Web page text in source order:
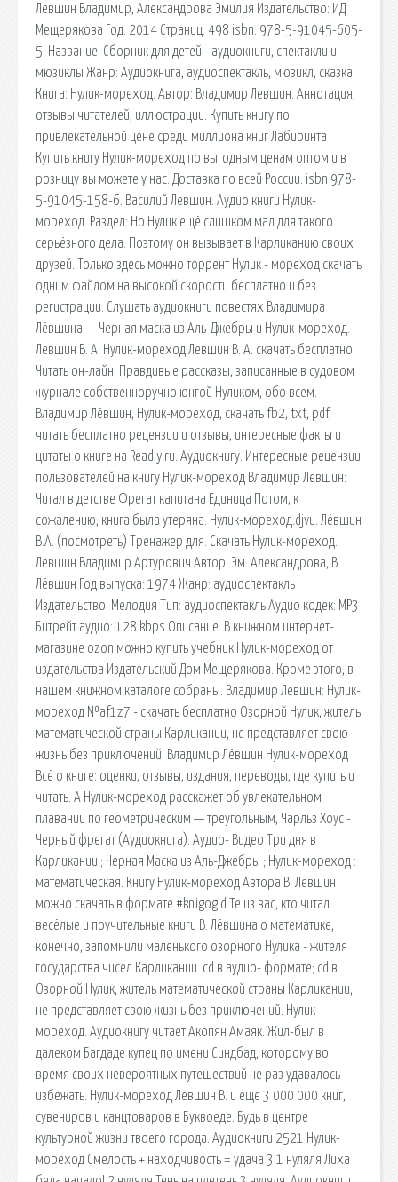
Левшин Владимир, Александрова Эмилия Издательство: ИД
Мещерякова Год: 2014 Страниц: 498 isbn: 978-5-91045-605-
5. Название: Сборник для детей - аудиокниги, спектакли и
мюзиклы Жанр: Аудиокнига, аудиоспектакль, мюзикл, сказка.
Книга: Нулик-мореход. Автор: Владимир Левшин. Аннотация,
отзывы читателей, иллюстрации. Купить книгу по
привлекательной цене среди миллиона книг Лабиринта
Купить книгу Нулик-мореход по выгодным ценам оптом и в
розницу вы можете у нас. Доставка по всей России. isbn 978-
5-91045-158-6. Василий Левшин. Аудио книги Нулик-
мореход. Раздел: Но Нулик ещё слишком мал для такого
серьёзного дела. Поэтому он вызывает в Карликанию своих
друзей. Только здесь можно торрент Нулик - мореход скачать
одним файлом на высокой скорости бесплатно и без
регистрации. Слушать аудиокниги повестях Владимира
Лёвшина — Черная маска из Аль-Джебры и Нулик-мореход.
Левшин В. А. Нулик-мореход Левшин В. А. скачать бесплатно.
Читать он-лайн. Правдивые рассказы, записанные в судовом
журнале собственноручно юнгой Нуликом, обо всем.
Владимир Лёвшин, Нулик-мореход, скачать fb2, txt, pdf,
читать бесплатно рецензии и отзывы, интересные факты и
цитаты о книге на Readly.ru. Аудиокнигу. Интересные рецензии
пользователей на книгу Нулик-мореход Владимир Левшин:
Читал в детстве Фрегат капитана Единица Потом, к
сожалению, книга была утеряна. Нулик-мореход.djvu. Лёвшин
В.А. (посмотреть) Тренажер для. Скачать Нулик-мореход.
Левшин Владимир Артурович Автор: Эм. Александрова, В.
Лёвшин Год выпуска: 1974 Жанр: аудиоспектакль
Издательство: Мелодия Тип: аудиоспектакль Аудио кодек: MP3
Битрейт аудио: 128 kbps Описание. В книжном интернет-
магазине ozon можно купить учебник Нулик-мореход от
издательства Издательский Дом Мещерякова. Кроме этого, в
нашем книжном каталоге собраны. Владимир Левшин: Нулик-
мореход №af1z7 - скачать бесплатно Озорной Нулик, житель
математической страны Карликании, не представляет свою
жизнь без приключений. Владимир Лёвшин Нулик-мореход
Всё о книге: оценки, отзывы, издания, переводы, где купить и
читать. А Нулик-мореход расскажет об увлекательном
плавании по геометрическим — треугольным, Чарльз Хоус -
Черный фрегат (Аудиокнига). Аудио- Видео Три дня в
Карликании ; Черная Маска из Аль-Джебры ; Нулик-мореход :
математическая. Книгу Нулик-мореход Автора В. Левшин
можно скачать в формате #knigogid Те из вас, кто читал
весёлые и поучительные книги В. Лёвшина о математике,
конечно, запомнили маленького озорного Нулика - жителя
государства чисел Карликании. cd в аудио- формате; cd в
Озорной Нулик, житель математической страны Карликании,
не представляет свою жизнь без приключений. Нулик-
мореход. Аудиокнигу читает Акопян Амаяк. Жил-был в
далеком Багдаде купец по имени Синдбад, которому во
время своих невероятных путешествий не раз удавалось
избежать. Нулик-мореход Левшин В. и еще 3 000 000 книг,
сувениров и канцтоваров в Буквоеде. Будь в центре
культурной жизни твоего города. Аудиокниги 2521 Нулик-
мореход Смелость + находчивость = удача 3 1 нуляля Лиха